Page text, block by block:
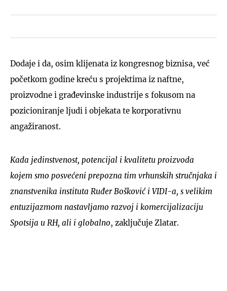
Dodaje i da, osim klijenata iz kongresnog biznisa, već
početkom godine kreću s projektima iz naftne,
proizvodne i građevinske industrije s fokusom na
pozicioniranje ljudi i objekata te korporativnu
angažiranost.
Kada jedinstvenost, potencijal i kvalitetu proizvoda
kojem smo posvećeni prepozna tim vrhunskih stručnjaka i
znanstvenika instituta Ruđer Bošković i VIDI-a, s velikim
entuzijazmom nastavljamo razvoj i komercijalizaciju
Spotsija u RH, ali i globalno, zaključuje Zlatar.